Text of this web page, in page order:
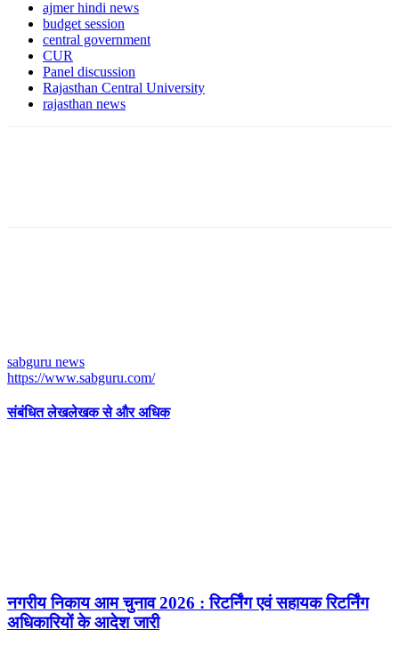
ajmer hindi news
budget session
central government
CUR
Panel discussion
Rajasthan Central University
rajasthan news
sabguru news
https://www.sabguru.com/
संबंधित लेखलेखक से और अधिक
नगरीय निकाय आम चुनाव 2026 : रिटर्निंग एवं सहायक रिटर्निंग
अधिकारियों के आदेश जारी